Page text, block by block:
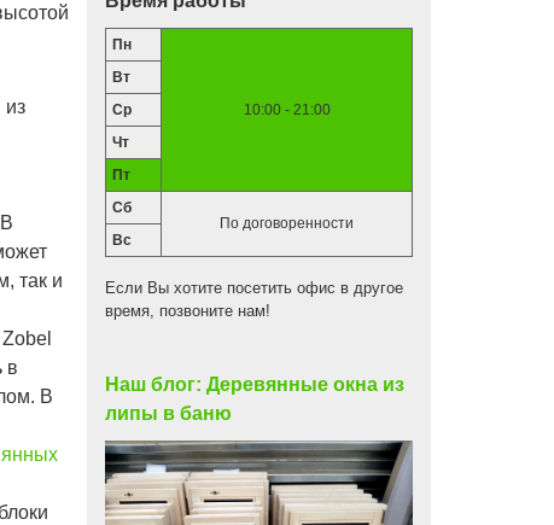
так и
в
В
Пн
10:00 - 21:00
Вт
Ср
Чт
Пт
Сб
По договоренности
Вс
Если Вы хотите посетить офис в другое
время, позвоните нам!
Наш блог: Деревянные окна из
липы в баню